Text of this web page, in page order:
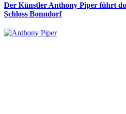
Der Künstler Anthony Piper führt
Schloss Bonndorf